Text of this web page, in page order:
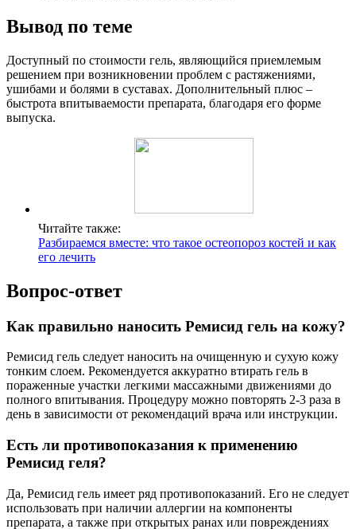
Вывод по теме
Доступный по стоимости гель, являющийся приемлемым
решением при возникновении проблем с растяжениями,
ушибами и болями в суставах. Дополнительный плюс –
быстрота впитываемости препарата, благодаря его форме
выпуска.
Читайте также:
Разбираемся вместе: что такое остеопороз костей и как
его лечить
Вопрос-ответ
Как правильно наносить Ремисид гель на кожу?
Ремисид гель следует наносить на очищенную и сухую кожу
тонким слоем. Рекомендуется аккуратно втирать гель в
пораженные участки легкими массажными движениями до
полного впитывания. Процедуру можно повторять 2-3 раза в
день в зависимости от рекомендаций врача или инструкции.
Есть ли противопоказания к применению
Ремисид геля?
Да, Ремисид гель имеет ряд противопоказаний. Его не следует
использовать при наличии аллергии на компоненты
препарата, а также при открытых ранах или повреждениях